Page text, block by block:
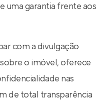
uma garantia frente aos
com a divulgação
o imóvel, oferece
nas
de total transparência